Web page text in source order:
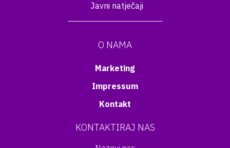
Javni natječaji
O NAMA
Marketing
Impressum
Kontakt
KONTAKTIRAJ NAS